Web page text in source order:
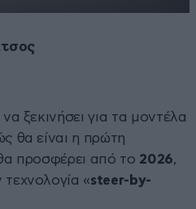
ξεκινήσει για τα μοντέλα
θα είναι η πρώτη
προσφέρει από το 2026,
«steer-by-